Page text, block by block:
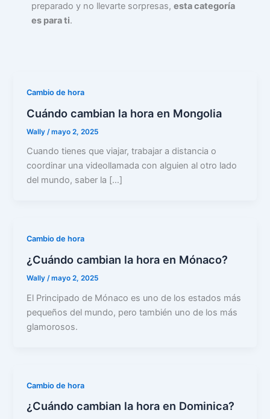
preparado y no llevarte sorpresas, esta categoría
es para ti.
Cambio de hora
Cuándo cambian la hora en Mongolia
Wally /mayo 2, 2025
Cuando tienes que viajar, trabajar a distancia o
coordinar una videollamada con alguien al otro lado
del mundo, saber la […]
Cambio de hora
¿Cuándo cambian la hora en Mónaco?
Wally/mayo 2, 2025
El Principado de Mónaco es uno de los estados más
pequeños del mundo, pero también uno de los más
glamorosos.
Cambio de hora
¿Cuándo cambian la hora en Dominica?